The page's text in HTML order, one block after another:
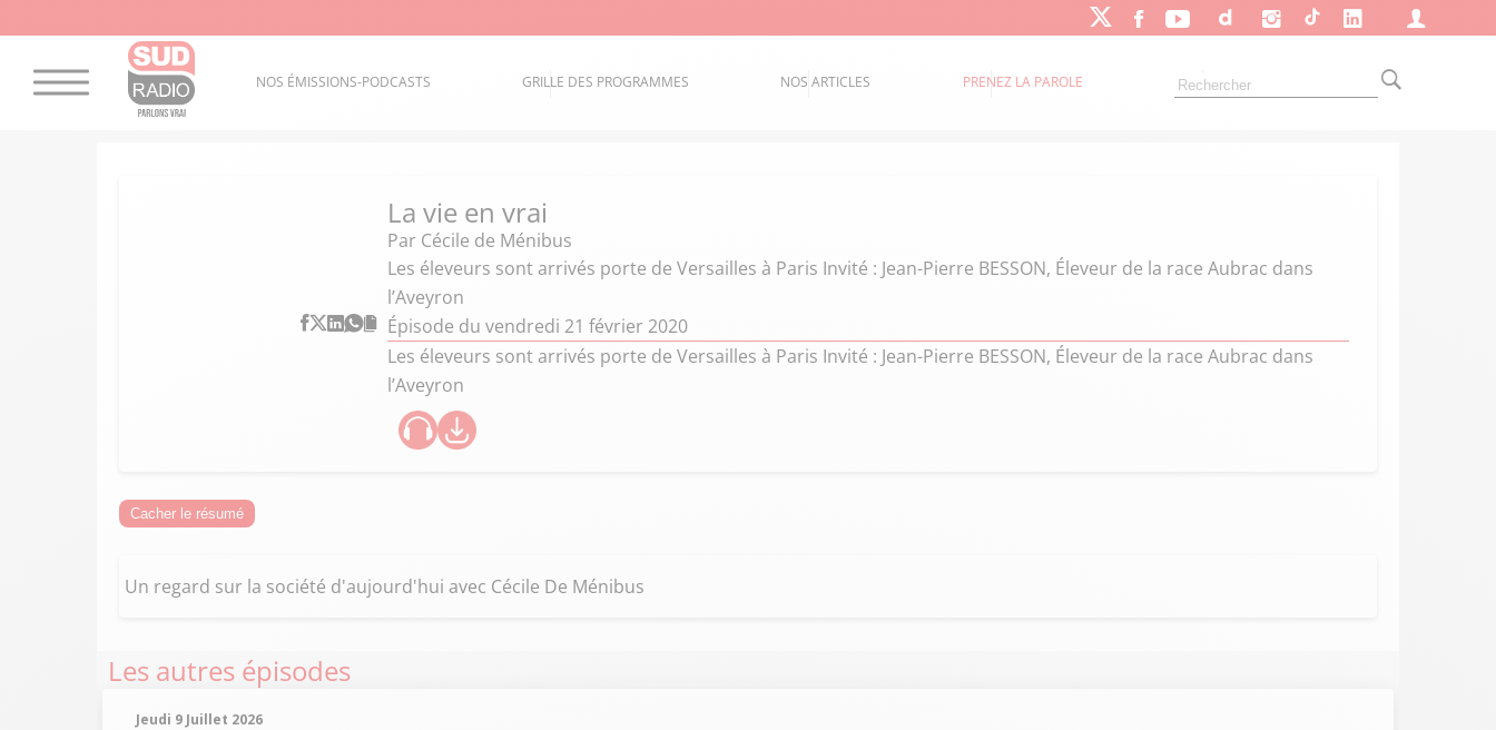
NOS ÉMISSIONS-PODCASTS GRILLE DES PROGRAMMES NOS ARTICLES PRENEZ LA PAROLE
La vie en vrai
Par Cécile de Ménibus
Les éleveurs sont arrivés porte de Versailles à Paris Invité : Jean-Pierre BESSON, Éleveur de la race Aubrac dans
l’Aveyron
Épisode du vendredi 21 février 2020
Les éleveurs sont arrivés porte de Versailles à Paris Invité : Jean-Pierre BESSON, Éleveur de la race Aubrac dans
l’Aveyron
Cacher le résumé
Un regard sur la société d'aujourd'hui avec Cécile De Ménibus
Les autres épisodes
Jeudi 9 Juillet 2026